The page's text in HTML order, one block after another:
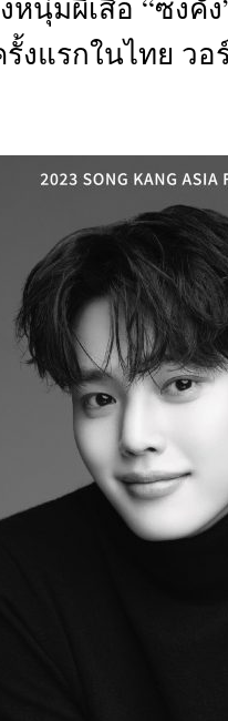
หนุ่มผีเสื้อ “ซงคั
งแรกในไทย ว